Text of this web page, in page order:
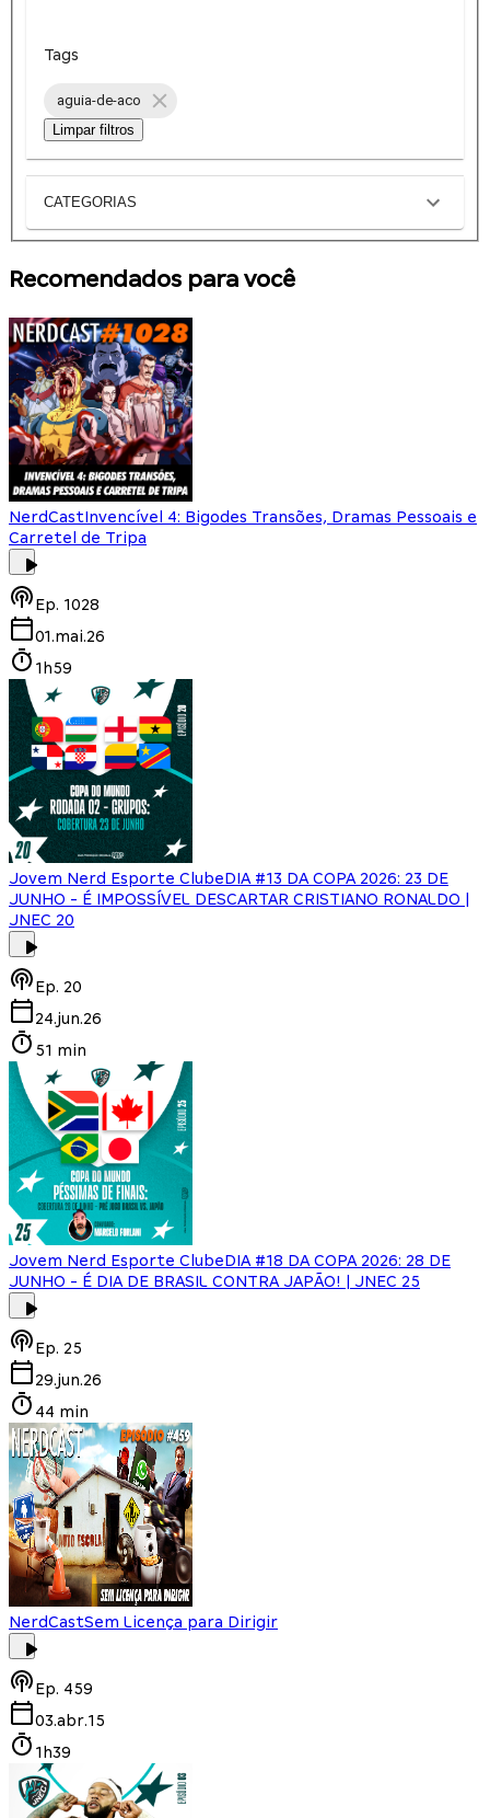
Tags
aguia-de-aco
Limpar filtros
CATEGORIAS
Recomendados para você
NerdCastInvencível 4: Bigodes Transões, Dramas Pessoais e
Carretel de Tripa
Ep. 1028
01.mai.26
1h59
Jovem Nerd Esporte ClubeDIA #13 DA COPA 2026: 23 DE
JUNHO - É IMPOSSÍVEL DESCARTAR CRISTIANO RONALDO |
JNEC 20
Ep. 20
24.jun.26
51 min
Jovem Nerd Esporte ClubeDIA #18 DA COPA 2026: 28 DE
JUNHO - É DIA DE BRASIL CONTRA JAPÃO! | JNEC 25
Ep. 25
29.jun.26
44 min
NerdCastSem Licença para Dirigir
Ep. 459
03.abr.15
1h39